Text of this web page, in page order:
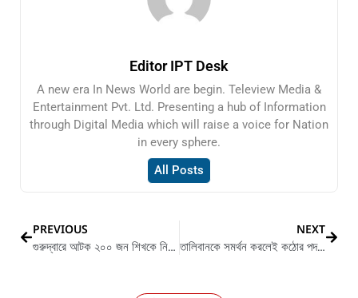
Editor IPT Desk
A new era In News World are begin. Teleview Media &
Entertainment Pvt. Ltd. Presenting a hub of Information
through Digital Media which will raise a voice for Nation
in every sphere.
All Posts
PREVIOUS
গুরুদ্বারে আটক ২০০ জন শিখকে নিয়ে উদ্বিগ্ন পাঞ্জাবের মুখ্যমন্ত্রী
NEXT
তালিবানকে সমর্থন করলেই কঠোর পদক্ষেপ নেওয়া হবে, কড়া বার্তা ফেসবুকের